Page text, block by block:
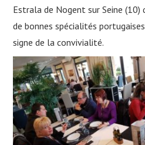
Estrala de Nogent sur Seine (10)
de bonnes spécialités
signe de la convivialité.